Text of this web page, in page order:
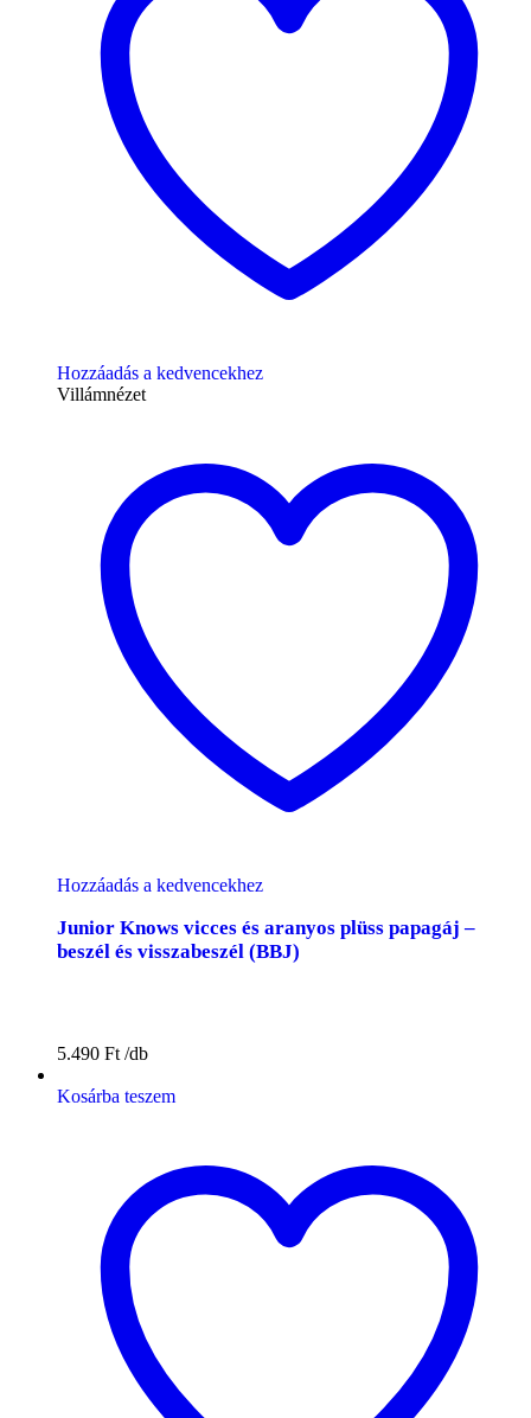
Hozzáadás a kedvencekhez
Villámnézet
Hozzáadás a kedvencekhez
Junior Knows vicces és aranyos plüss papagáj –
beszél és visszabeszél (BBJ)
5.490 Ft
Kosárba teszem